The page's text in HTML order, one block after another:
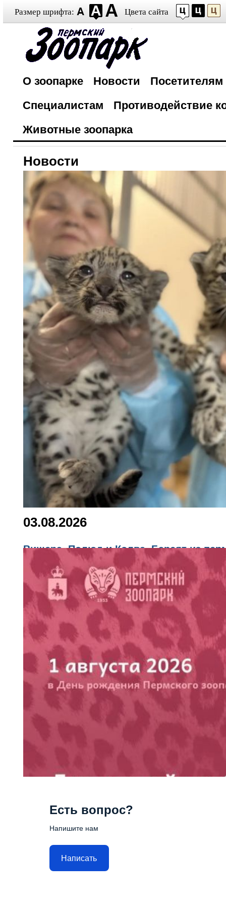
Размер шрифта: Цвета сайта
О зоопарке Новости
Посетителям
Специалистам
Противодействие
Животные зоопарка
Новости
03.08.2026
Вишера, Полюд и Колва. Барсят из
природы Пермского края
Есть вопрос?
Напишите нам
Написать